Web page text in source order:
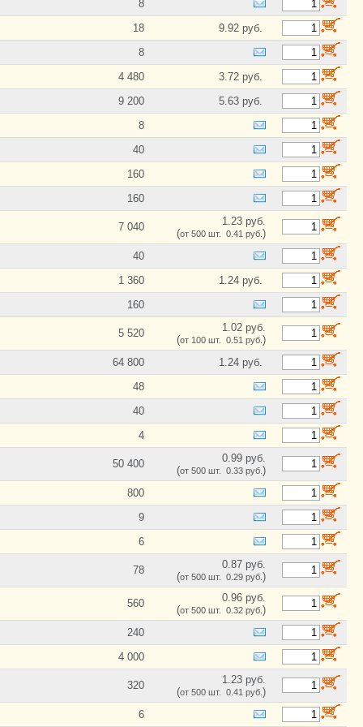
100K
107K
10K
10M
11
11.5K
11.8
11.8K
110
118
11K
12
12.1K
12.4K
120
121K
127
127K
12K
13
13.3K
13.7K
130
133K
13K
14.3K
14.7K
15
15.4
15.8K
150
150K
154
154K
158K
15K
16
16.2K
16.5K
160
160K
8
18 9.92 руб.
8
4 480 3.72 руб.
9 200 5.63 руб.
8
40
160
160
7 040
1.23 руб.
(от 500 шт. 0.41 руб. )
40
1 360 1.24 руб.
160
5 520
1.02 руб.
(от 100 шт. 0.51 руб. )
64 800 1.24 руб.
48
40
4
50 400
0.99 руб.
(от 500 шт. 0.33 руб. )
800
9
6
78
0.87 руб.
(от 500 шт. 0.29 руб. )
560
0.96 руб.
(от 500 шт. 0.32 руб. )
240
4 000
320
1.23 руб.
(от 500 шт. 0.41 руб. )
6